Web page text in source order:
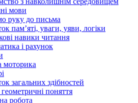
мови
руку до письма
пам’яті, уваги, уяви, логіки
навики читання
і рахунок
моторика
загальних здібностей
поняття
робота